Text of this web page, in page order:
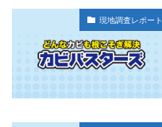
現地調査レポート